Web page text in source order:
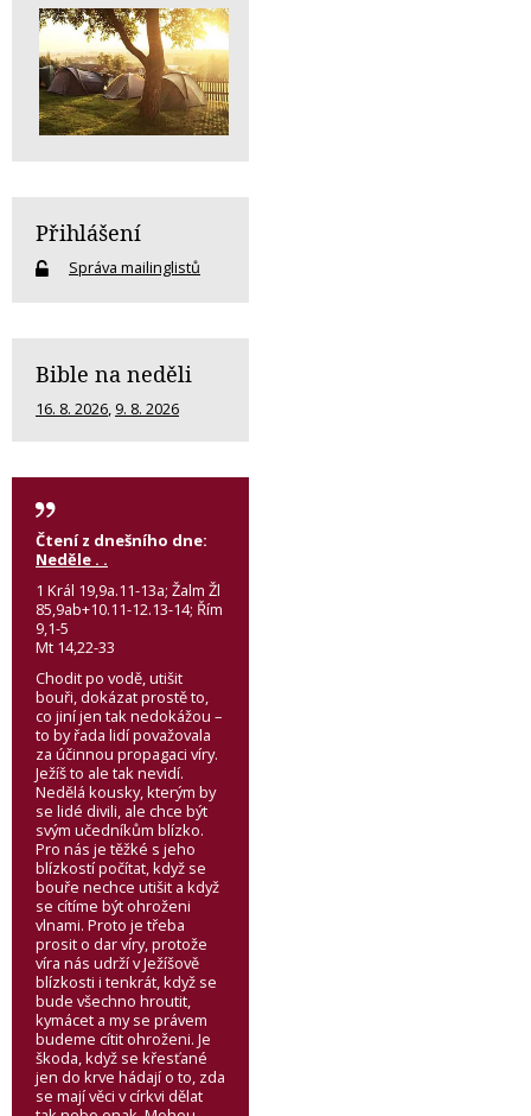
Přihlášení
Správa mailinglistů
Bible na neděli
16. 8. 2026, 9. 8. 2026
Čtení z dnešního dne:
Neděle . .
1 Král 19,9a.11-13a; Žalm Žl
85,9ab+10.11-12.13-14; Řím
9,1-5
Mt 14,22-33
Chodit po vodě, utišit
bouři, dokázat prostě to,
co jiní jen tak nedokážou –
to by řada lidí považovala
za účinnou propagaci víry.
Ježíš to ale tak nevidí.
Nedělá kousky, kterým by
se lidé divili, ale chce být
svým učedníkům blízko.
Pro nás je těžké s jeho
blízkostí počítat, když se
bouře nechce utišit a když
se cítíme být ohroženi
vlnami. Proto je třeba
prosit o dar víry, protože
víra nás udrží v Ježíšově
blízkosti i tenkrát, když se
bude všechno hroutit,
kymácet a my se právem
budeme cítit ohroženi. Je
škoda, když se křesťané
jen do krve hádají o to, zda
se mají věci v církvi dělat